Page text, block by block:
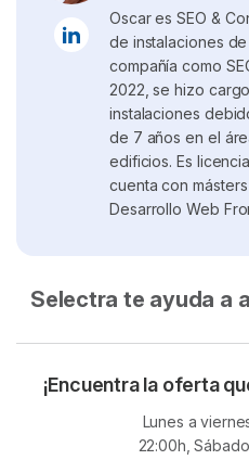
Oscar es SEO &
de instalaciones
compañía como
2022, se hizo
instalaciones
de 7 años en el
edificios. Es
cuenta con
Desarrollo Web
Selectra te ayuda a
¡Encuentra la oferta
Lunes a
22:00h,